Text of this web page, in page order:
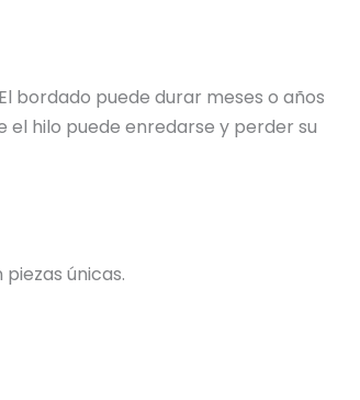
bordado puede durar meses o años
el hilo puede enredarse y perder su
únicas.